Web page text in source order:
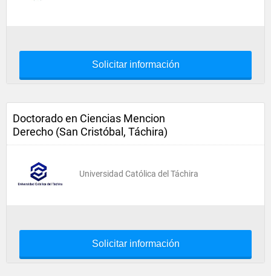
Solicitar información
Doctorado en Ciencias Mencion
Derecho (San Cristóbal, Táchira)
Universidad Católica del Táchira
Solicitar información